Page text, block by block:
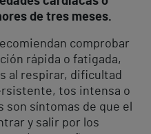
de tres meses.
comprobar
rápida o fatigada,
al respirar, dificultad
tos intensa o
síntomas de que el
y salir por los